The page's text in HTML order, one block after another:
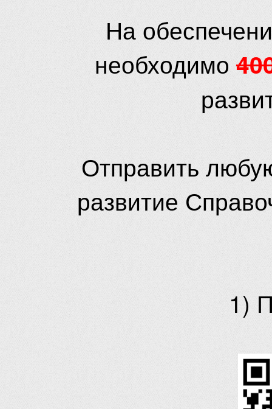
На
необходимо
Отправить
развитие
1)